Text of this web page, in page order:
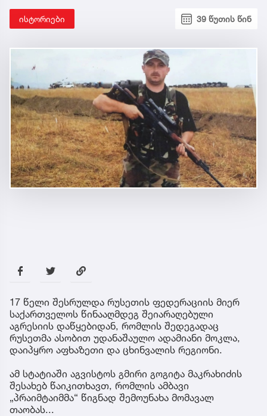
ისტორიები 39 წუთის წინ
17 წელი შესრულდა რუსეთის ფედერაციის მიერ
საქართველოს წინააღმდეგ შეიარაღებული
აგრესიის დაწყებიდან, რომლის შედეგადაც
რუსეთმა ასობით უდანაშაულო ადამიანი მოკლა,
დაიპყრო აფხაზეთი და ცხინვალის რეგიონი.
ამ სტატიაში აგვისტოს გმირი გოგიტა მაკრახიძის
შესახებ წაიკითხავთ, რომლის ამბავი
„პრაიმტაიმმა“ წიგნად შემოუნახა მომავალ
თაობას...